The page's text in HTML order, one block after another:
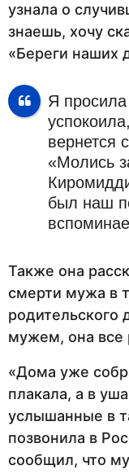
узнала о
знаешь, хочу
«Береги наших
Я просила
вернется
«Молись
был наш
Также она
смерти мужа в
родительского
мужем, она все
«Дома уже
плакала, а в
услышанные в
позвонила в
сообщил, что